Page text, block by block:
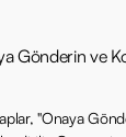
Gönderin ve
"Onaya